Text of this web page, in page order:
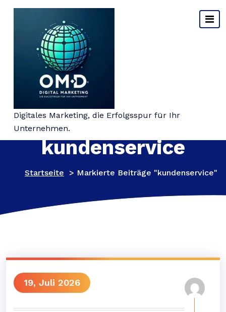
Digitales Marketing, die Erfolgsspur für Ihr
Unternehmen.
Schlagwort-Archiv:
kundenservice
Startseite > Markierte Beiträge "kundenservice"
19, Juli 2026